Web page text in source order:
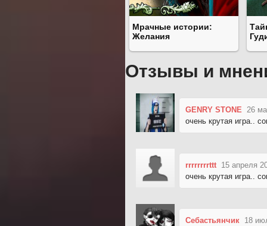
Мрачные истории:
Желания
Отзывы и
GENRY STONE
26
очень крутая игра..
rrrrrrrrttt 15 апреля
очень крутая игра..
Себастьянчик 18